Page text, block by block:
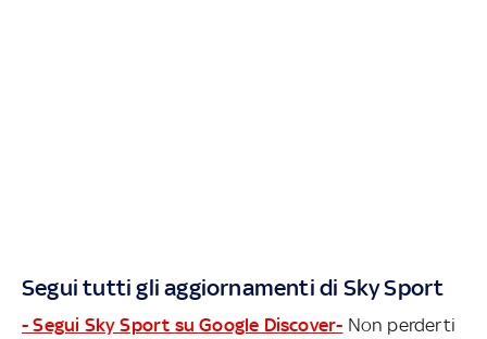
Segui tutti gli aggiornamenti di Sky Sport
- Segui Sky Sport su Google Discover- Non perderti